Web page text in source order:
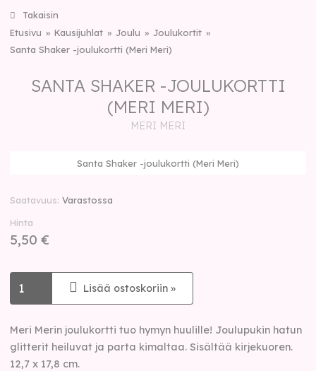
Takaisin
Etusivu
Kausijuhlat Joulu
Joulukortit
Santa Shaker -joulukortti (Meri Meri)
SANTA SHAKER -JOULUKORTTI
(MERI MERI)
MERI MERI
Santa Shaker -joulukortti (Meri Meri)
Saatavuus Varastossa
Hinta
5,50 €
Lisää ostoskoriin »
Meri Merin joulukortti tuo hymyn huulille! Joulupukin hatun
glitterit heiluvat ja parta kimaltaa. Sisältää kirjekuoren.
12,7 x 17,8 cm.